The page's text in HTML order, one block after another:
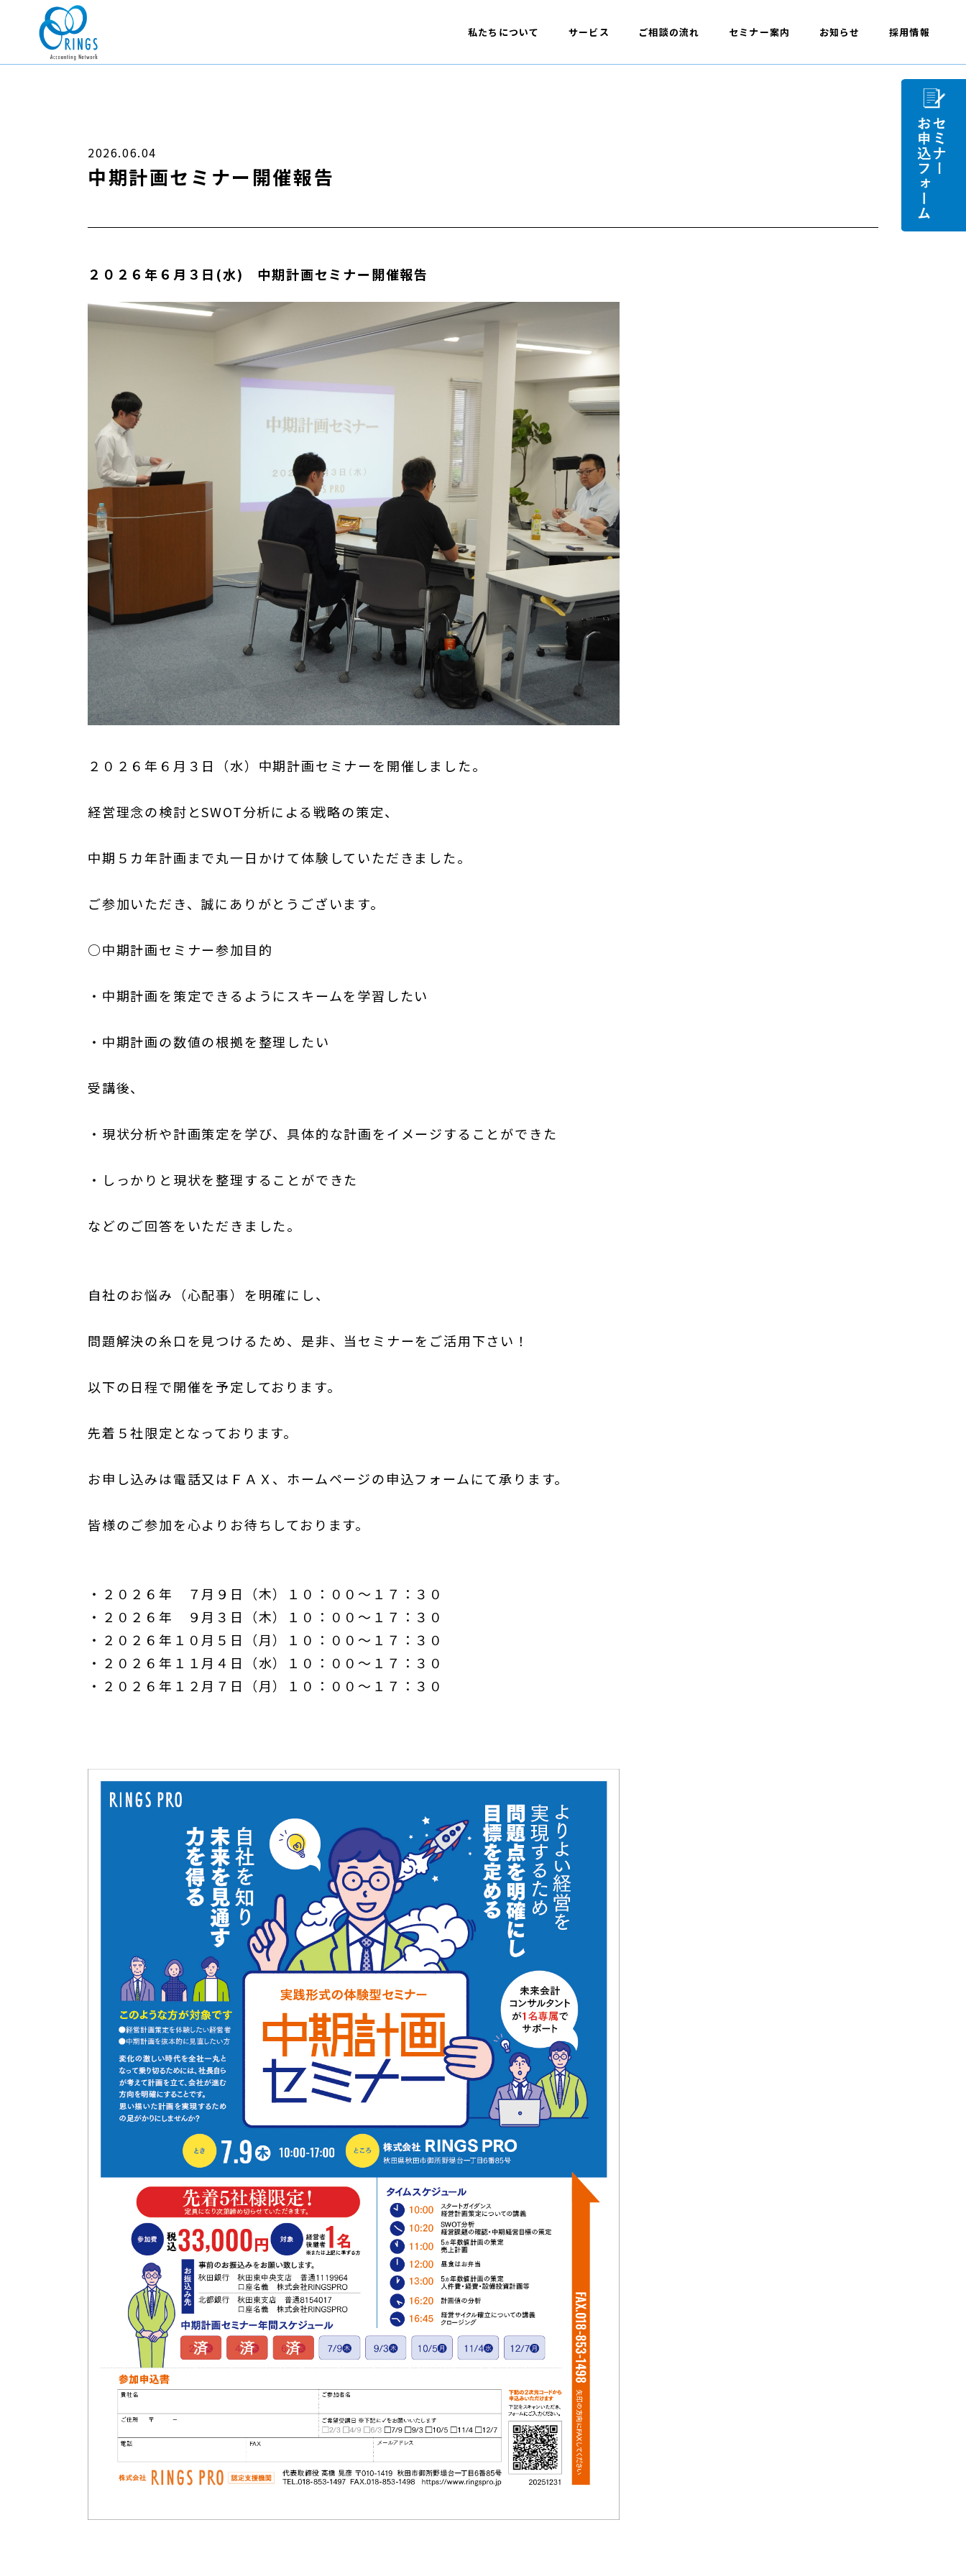
私たちについて サービス ご相談の流れ セミナー案内 お知らせ 採用情報
2026.06.04
中期計画セミナー開催報告
２０２６年６月３日(水) 中期計画セミナー開催報告
２０２６年６月３日（水）中期計画セミナーを開催しました。
経営理念の検討とSWOT分析による戦略の策定、
中期５カ年計画まで丸一日かけて体験していただきました。
ご参加いただき、誠にありがとうございます。
○中期計画セミナー参加目的
・中期計画を策定できるようにスキームを学習したい
・中期計画の数値の根拠を整理したい
受講後、
・現状分析や計画策定を学び、具体的な計画をイメージすることができた
・しっかりと現状を整理することができた
などのご回答をいただきました。
自社のお悩み（心配事）を明確にし、
問題解決の糸口を見つけるため、是非、当セミナーをご活用下さい！
以下の日程で開催を予定しております。
先着５社限定となっております。
お申し込みは電話又はＦＡＸ、ホームページの申込フォームにて承ります。
皆様のご参加を心よりお待ちしております。
・２０２６年 ７月９日（木）１０：００～１７：３０
・２０２６年 ９月３日（木）１０：００～１７：３０
・２０２６年１０月５日（月）１０：００～１７：３０
・２０２６年１１月４日（水）１０：００～１７：３０
・２０２６年１２月７日（月）１０：００～１７：３０